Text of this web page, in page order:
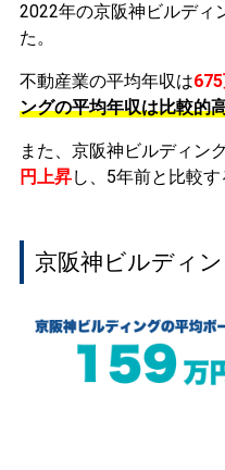
2022年の京阪神ビルディ
た。
不動産業の平均年収は
ングの平均年収は比較的
また、京阪神ビルディン
円上昇し、5年前と比較す
京阪神ビルディ